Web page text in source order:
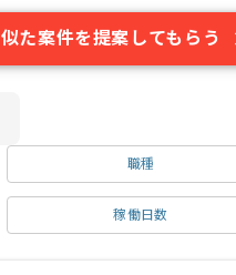
似た案件を提案してもらう
職種
稼働日数